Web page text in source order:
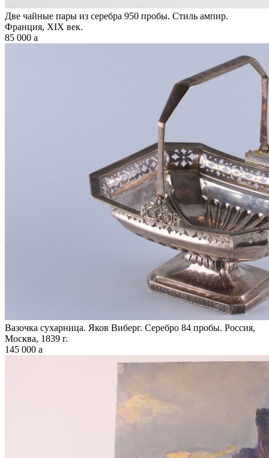
Две чайные пары из серебра 950 пробы. Стиль ампир.
Франция, XIX век.
85 000 a
Вазочка сухарница. Яков Виберг. Серебро 84 пробы. Россия,
Москва, 1839 г.
145 000 a